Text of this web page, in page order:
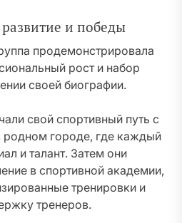
и победы
продемонстрировала
рост и набор
своей биографии.
свой спортивный путь с
родном городе, где каждый
и талант. Затем они
в спортивной академии,
тренировки и
тренеров.